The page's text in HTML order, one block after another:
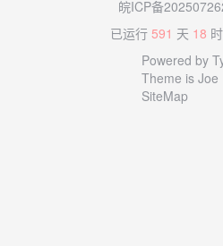
论上只要设置
用红外人脸摄像头。
设置上述CameraID相关属性，那么
阅Frameworks部分的代码可以得知
后摄之外的其他辅助摄像头（即
https://github.com/LineageOS/
ge-21.0/core/java/android/hardware/
Returns the number of physical
（LineageOS/
specific部分（LineageOS/
这篇主要阐述的是编译ROM过程中的
Android ROM编译环境就不说了，网
设备树、内核源码下载下来放到对应
代码pick from ReallySnow的msm-
皖ICP备
已运行 591 天 18 时
Powered by
Theme is Joe
SiteMap